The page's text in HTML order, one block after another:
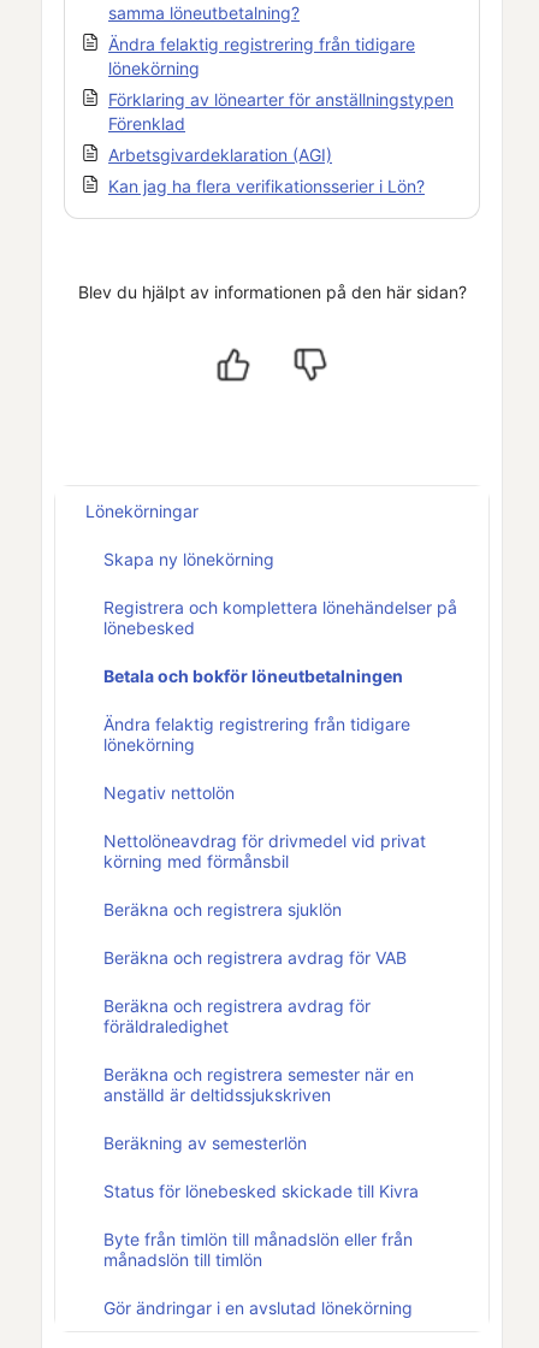
samma löneutbetalning?
Ändra felaktig registrering från tidigare
lönekörning
Förklaring av lönearter för anställningstypen
Förenklad
Arbetsgivardeklaration (AGI)
Kan jag ha flera verifikationsserier i Lön?
Blev du hjälpt av informationen på den här sidan?
Lönekörningar
Skapa ny lönekörning
Registrera och komplettera lönehändelser på
lönebesked
Betala och bokför löneutbetalningen
Ändra felaktig registrering från tidigare
lönekörning
Negativ nettolön
Nettolöneavdrag för drivmedel vid privat
körning med förmånsbil
Beräkna och registrera sjuklön
Beräkna och registrera avdrag för VAB
Beräkna och registrera avdrag för
föräldraledighet
Beräkna och registrera semester när en
anställd är deltidssjukskriven
Beräkning av semesterlön
Status för lönebesked skickade till Kivra
Byte från timlön till månadslön eller från
månadslön till timlön
Gör ändringar i en avslutad lönekörning